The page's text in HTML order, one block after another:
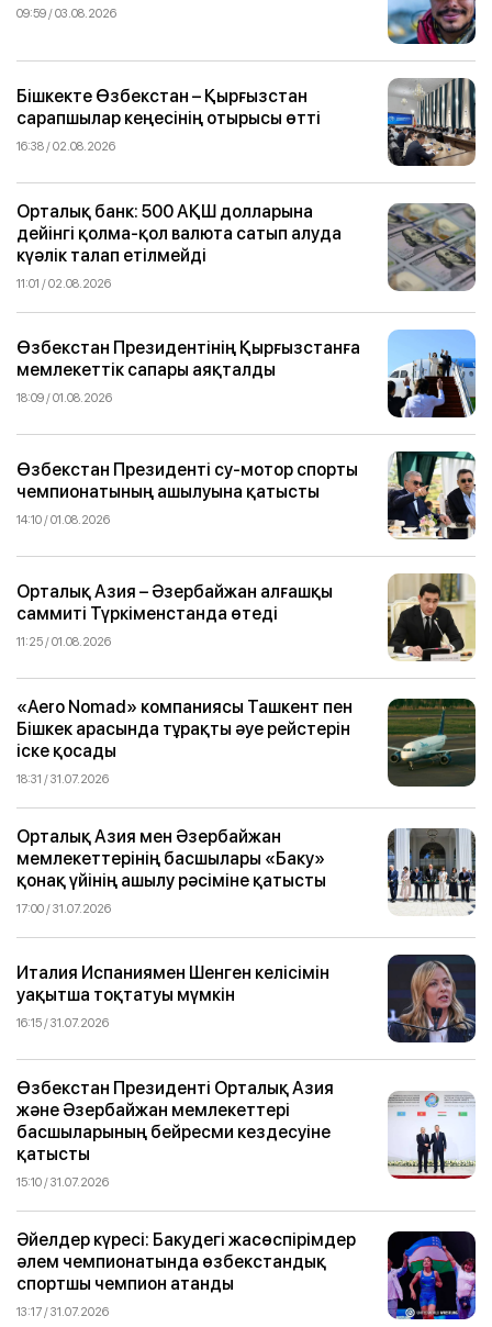
09:59 / 03.08.2026
Бішкекте Өзбекстан – Қырғызстан
сарапшылар кеңесінің отырысы өтті
16:38 / 02.08.2026
Орталық банк: 500 АҚШ долларына
дейінгі қолма-қол валюта сатып алуда
күәлік талап етілмейді
11:01 / 02.08.2026
Өзбекстан Президентінің Қырғызстанға
мемлекеттік сапары аяқталды
18:09 / 01.08.2026
Өзбекстан Президенті су-мотор спорты
чемпионатының ашылуына қатысты
14:10 / 01.08.2026
Орталық Азия – Әзербайжан алғашқы
саммиті Түркіменстанда өтеді
11:25 / 01.08.2026
«Aero Nomad» компаниясы Ташкент пен
Бішкек арасында тұрақты әуе рейстерін
іске қосады
18:31 / 31.07.2026
Орталық Азия мен Әзербайжан
мемлекеттерінің басшылары «Баку»
қонақ үйінің ашылу рәсіміне қатысты
17:00 / 31.07.2026
Италия Испаниямен Шенген келісімін
уақытша тоқтатуы мүмкін
16:15 / 31.07.2026
Өзбекстан Президенті Орталық Азия
және Әзербайжан мемлекеттері
басшыларының бейресми кездесуіне
қатысты
15:10 / 31.07.2026
Әйелдер күресі: Бакудегі жасөспірімдер
әлем чемпионатында өзбекстандық
спортшы чемпион атанды
13:17 / 31.07.2026